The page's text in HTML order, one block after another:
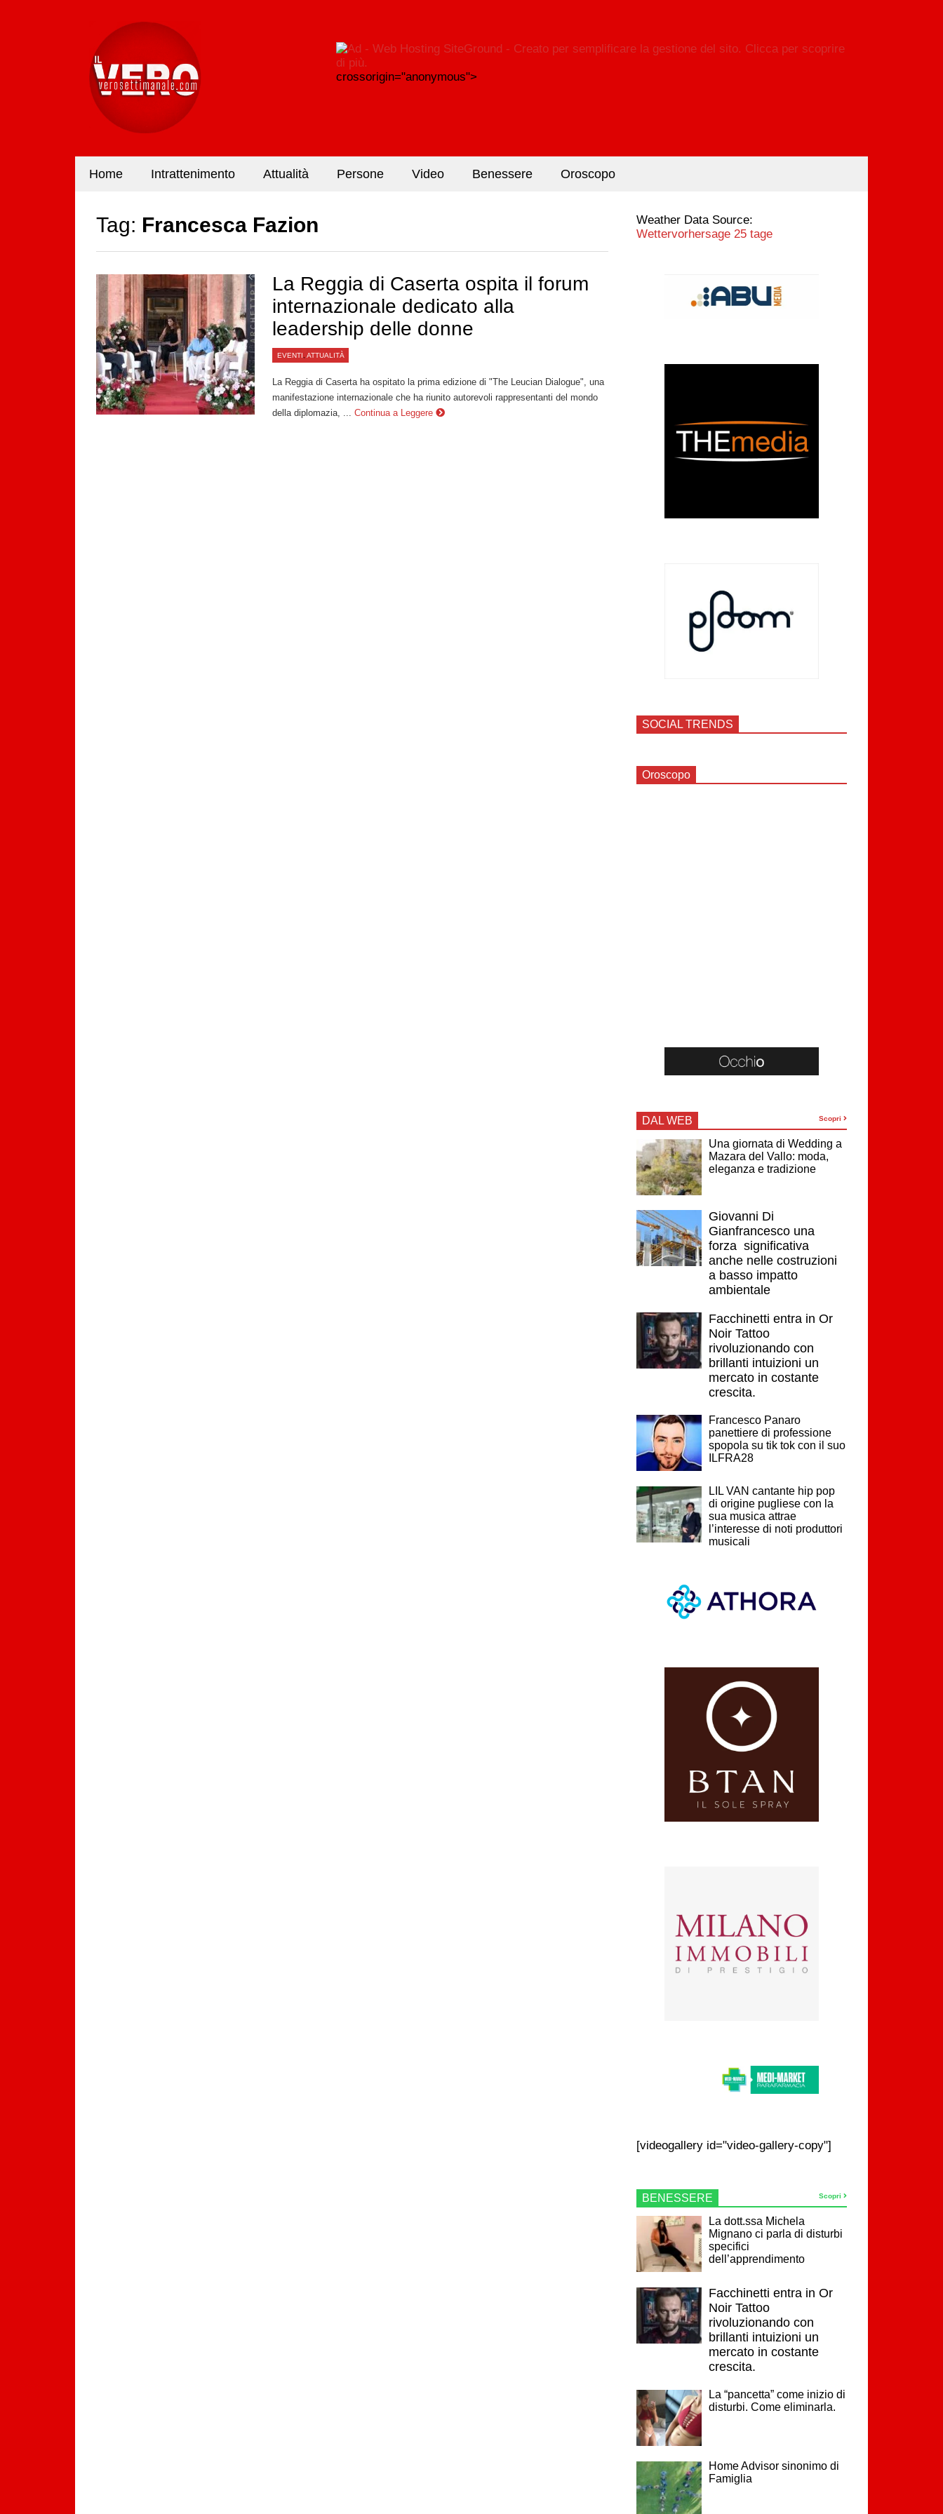
crossorigin="anonymous">
Home Intrattenimento Attualità Persone Video Benessere Oroscopo
Tag: Francesca Fazion
La Reggia di Caserta ospita il forum
internazionale dedicato alla
leadership delle donne
EVENTI ATTUALITÀ
La Reggia di Caserta ha ospitato la prima edizione di "The Leucian Dialogue", una
manifestazione internazionale che ha riunito autorevoli rappresentanti del mondo
della diplomazia, ...
Continua a Leggere
Weather Data Source:
Wettervorhersage 25 tage
SOCIAL TRENDS
Oroscopo
DAL WEB Scopri
Una giornata di Wedding a
Mazara del Vallo: moda,
eleganza e tradizione
Giovanni Di
Gianfrancesco una
forza significativa
anche nelle costruzioni
a basso impatto
ambientale
Facchinetti entra in Or
Noir Tattoo
rivoluzionando con
brillanti intuizioni un
mercato in costante
crescita.
Francesco Panaro
panettiere di professione
spopola su tik tok con il suo
ILFRA28
LIL VAN cantante hip pop
di origine pugliese con la
sua musica attrae
l’interesse di noti produttori
musicali
[videogallery id="video-gallery-copy"]
BENESSERE Scopri
La dott.ssa Michela
Mignano ci parla di disturbi
specifici
dell’apprendimento
Facchinetti entra in Or
Noir Tattoo
rivoluzionando con
brillanti intuizioni un
mercato in costante
crescita.
La “pancetta” come inizio di
disturbi. Come eliminarla.
Home Advisor sinonimo di
Famiglia